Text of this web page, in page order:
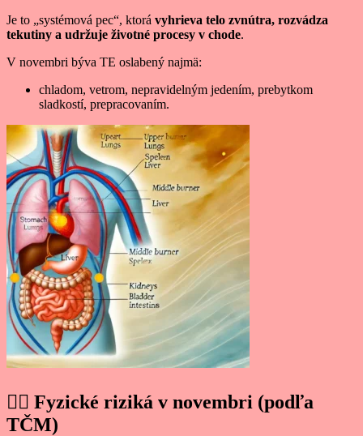
Je to „systémová pec“, ktorá vyhrieva telo zvnútra, rozvádza
tekutiny a udržuje životné procesy v chode.
V novembri býva TE oslabený najmä:
chladom, vetrom, nepravidelným jedením, prebytkom
sladkostí, prepracovaním.
❤️‍🔥 Fyzické riziká v novembri (podľa
TČM)